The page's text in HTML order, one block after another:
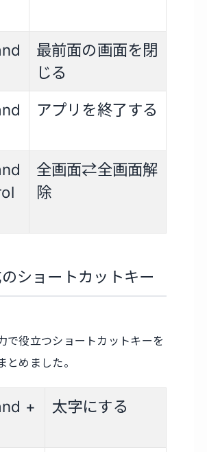
最前面の画面を閉
じる
アプリを終了する
全画面⇄全画面解
除
ショートカットキー
で役立つショートカットキーを
とめました。
+
太字にする